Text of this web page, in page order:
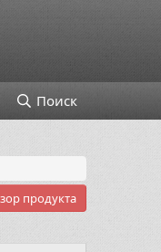
Поиск
продукта